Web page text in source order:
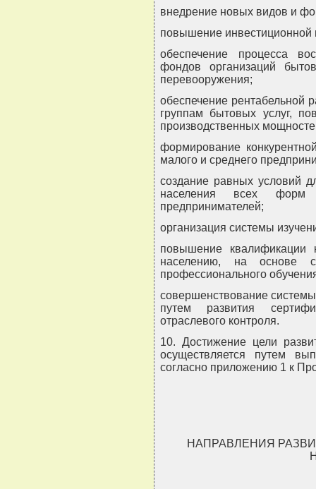
внедрение новых видов и
повышение инвестиционной
обеспечение процесса
фондов организаций
перевооружения;
обеспечение рентабельной
группам бытовых услуг,
производственных
формирование
малого и среднего
создание равных условий
населения всех форм
предпринимателей;
организация системы
повышение квалификации
населению, на основе
профессионального
совершенствование
путем развития
отраслевого контроля.
10. Достижение цели
осуществляется путем
согласно приложению 1 к
НАПРАВЛЕНИЯ